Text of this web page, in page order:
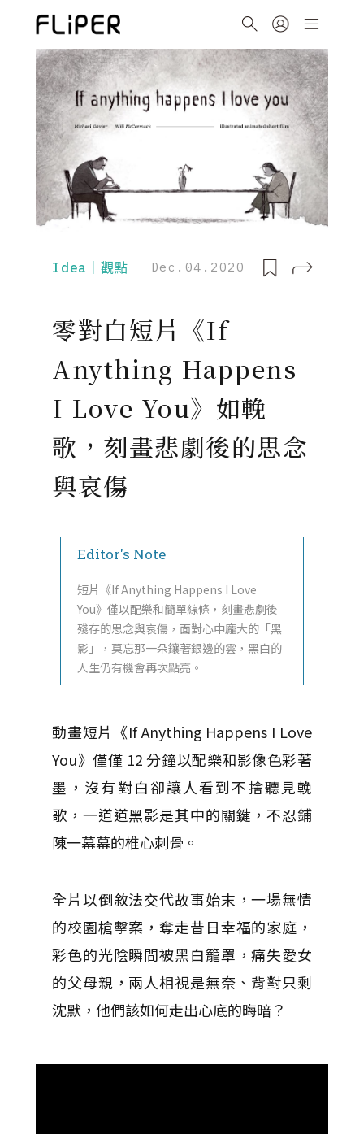
Idea｜觀點 Dec.04.2020
零對白短片《If
Anything Happens
I Love You》如輓
歌，刻畫悲劇後的思念
與哀傷
Editor's Note
短片《If Anything Happens I Love
You》僅以配樂和簡單線條，刻畫悲劇後
殘存的思念與哀傷，面對心中龐大的「黑
影」，莫忘那一朵鑲著銀邊的雲，黑白的
人生仍有機會再次點亮。
動畫短片《If Anything Happens I Love
You》僅僅 12 分鐘以配樂和影像色彩著
墨，沒有對白卻讓人看到不捨聽見輓
歌，一道道黑影是其中的關鍵，不忍鋪
陳一幕幕的椎心刺骨。
全片以倒敘法交代故事始末，一場無情
的校園槍擊案，奪走昔日幸福的家庭，
彩色的光陰瞬間被黑白籠罩，痛失愛女
的父母親，兩人相視是無奈、背對只剩
沈默，他們該如何走出心底的晦暗？